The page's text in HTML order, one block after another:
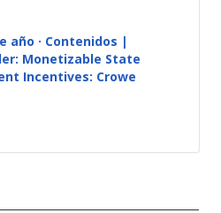
año · Contenidos |
Monetizable State
Incentives: Crowe